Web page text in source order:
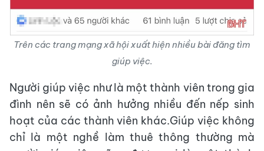
Trên các trang mạng xã hội xuất hiện nhiều bài đăng tìm
giúp việc.
Người giúp việc như là một thành viên trong gia
đình nên sẽ có ảnh hưởng nhiều đến nếp sinh
hoạt của các thành viên khác.Giúp việc không
chỉ là một nghề làm thuê thông thường mà